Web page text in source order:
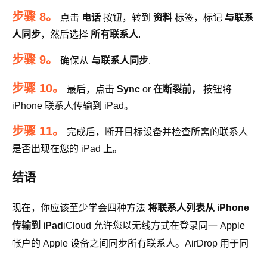
步骤 8。 点击 电话 按钮，转到 资料 标签，标记 与联系
人同步，然后选择 所有联系人.
步骤 9。 确保从 与联系人同步.
步骤 10。 最后，点击 Sync or 在断裂前，
按钮将
iPhone 联系人传输到 iPad。
步骤 11。
完成后，断开目标设备并检查所需的联系人
是否出现在您的 iPad 上。
结语
现在，你应该至少学会四种方法 将联系人列表从 iPhone
传输到 iPad iCloud 允许您以无线方式在登录同一 Apple
帐户的 Apple 设备之间同步所有联系人。AirDrop 用于同